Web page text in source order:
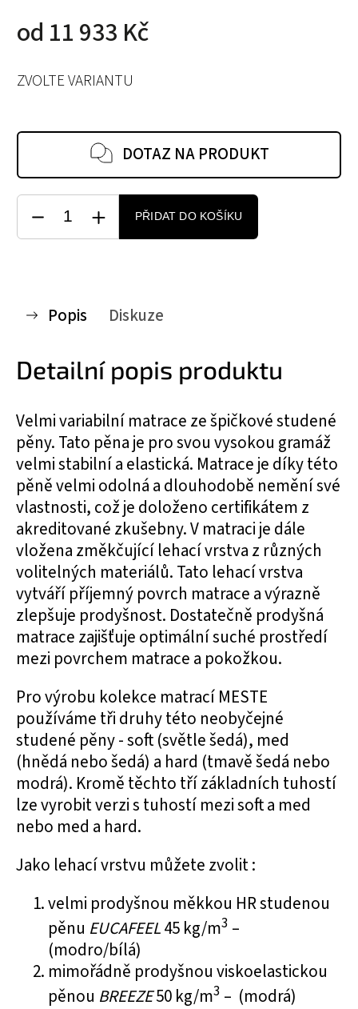
od 11 933 Kč
ZVOLTE VARIANTU
DOTAZ NA PRODUKT
PŘIDAT DO KOŠÍKU
Popis Diskuze
Detailní popis produktu
Velmi variabilní matrace ze špičkové studené
pěny. Tato pěna je pro svou vysokou gramáž
velmi stabilní a elastická. Matrace je díky této
pěně velmi odolná a dlouhodobě nemění své
vlastnosti, což je doloženo certifikátem z
akreditované zkušebny. V matraci je dále
vložena změkčující lehací vrstva z různých
volitelných materiálů. Tato lehací vrstva
vytváří příjemný povrch matrace a výrazně
zlepšuje prodyšnost. Dostatečně prodyšná
matrace zajišťuje optimální suché prostředí
mezi povrchem matrace a pokožkou.
Pro výrobu kolekce matrací MESTE
používáme tři druhy této neobyčejné
studené pěny - soft (světle šedá), med
(hnědá nebo šedá) a hard (tmavě šedá nebo
modrá). Kromě těchto tří základních tuhostí
lze vyrobit verzi s tuhostí mezi soft a med
nebo med a hard.
Jako lehací vrstvu můžete zvolit :
velmi prodyšnou měkkou HR studenou
pěnu EUCAFEEL45 kg/m3 –
(modro/bílá)
mimořádně prodyšnou viskoelastickou
pěnou BREEZE50 kg/m3 – (modrá)